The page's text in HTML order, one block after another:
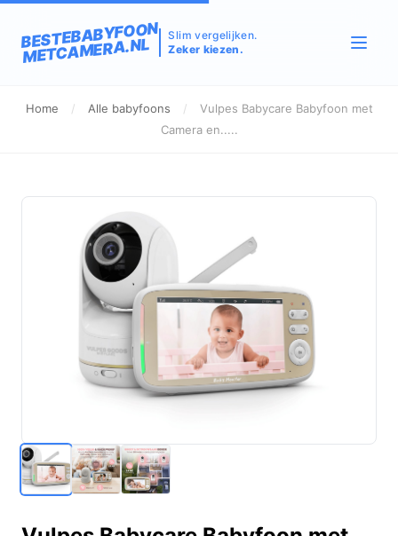
BESTEBABYFOON
METCAMERA.NL
Slim vergelijken.
Zeker kiezen.
Home / Alle babyfoons /
Vulpes Babycare Babyfoon met
Camera en.....